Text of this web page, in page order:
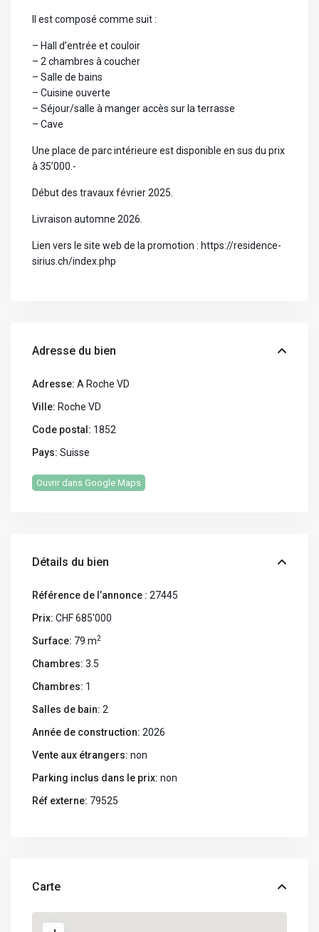
Il est composé comme suit :
– Hall d’entrée et couloir
– 2 chambres à coucher
– Salle de bains
– Cuisine ouverte
– Séjour/salle à manger accès sur la terrasse
– Cave
Une place de parc intérieure est disponible en sus du prix
à 35’000.-
Début des travaux février 2025.
Livraison automne 2026.
Lien vers le site web de la promotion : https://residence-
sirius.ch/index.php
Adresse du bien
Adresse: A Roche VD
Ville: Roche VD
Code postal: 1852
Pays: Suisse
Ouvrir dans Google Maps
Détails du bien
Référence de l’annonce : 27445
Prix: CHF 685'000
Surface: 79 m2
Chambres: 3.5
Chambres: 1
Salles de bain: 2
Année de construction: 2026
Vente aux étrangers: non
Parking inclus dans le prix: non
Réf externe: 79525
Carte